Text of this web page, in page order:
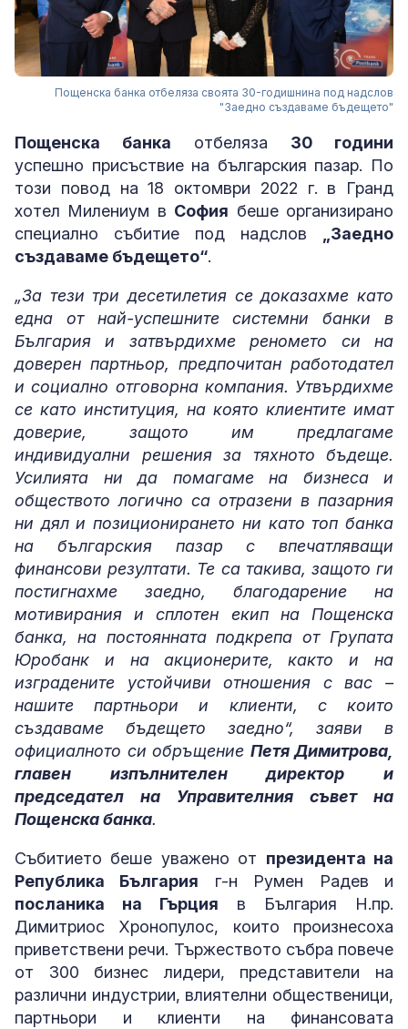
Пощенска банка отбеляза своята 30-годишнина под надслов
"Заедно създаваме бъдещето"
Пощенска банка отбеляза 30 години
успешно присъствие на българския пазар. По
този повод на 18 октомври 2022 г. в Гранд
хотел Милениум в София беше организирано
специално събитие под надслов
„Заедно
създаваме бъдещето“.
„За тези три десетилетия се доказахме като
една от най-успешните системни банки в
България и затвърдихме реномето си на
доверен партньор, предпочитан работодател
и социално отговорна компания. Утвърдихме
се като институция, на която клиентите имат
доверие, защото им предлагаме
индивидуални решения за тяхното бъдеще.
Усилията ни да помагаме на бизнеса и
обществото логично са отразени в пазарния
ни дял и позиционирането ни като топ банка
на българския пазар с впечатляващи
финансови резултати. Те са такива, защото ги
постигнахме заедно, благодарение на
мотивирания и сплотен екип на Пощенска
банка, на постоянната подкрепа от Групата
Юробанк и на акционерите, както и на
изградените устойчиви отношения с вас –
нашите партньори и клиенти, с които
създаваме бъдещето заедно“, заяви в
официалното си обръщение Петя Димитрова,
главен изпълнителен директор и
председател на Управителния съвет на
Пощенска банка.
Събитието беше уважено от президента на
Република България г-н Румен Радев и
посланика на Гърция в България Н.пр.
Димитриос Хронопулос, които произнесоха
приветствени речи. Тържеството събра повече
от 300 бизнес лидери, представители на
различни индустрии, влиятелни общественици,
партньори и клиенти на финансовата